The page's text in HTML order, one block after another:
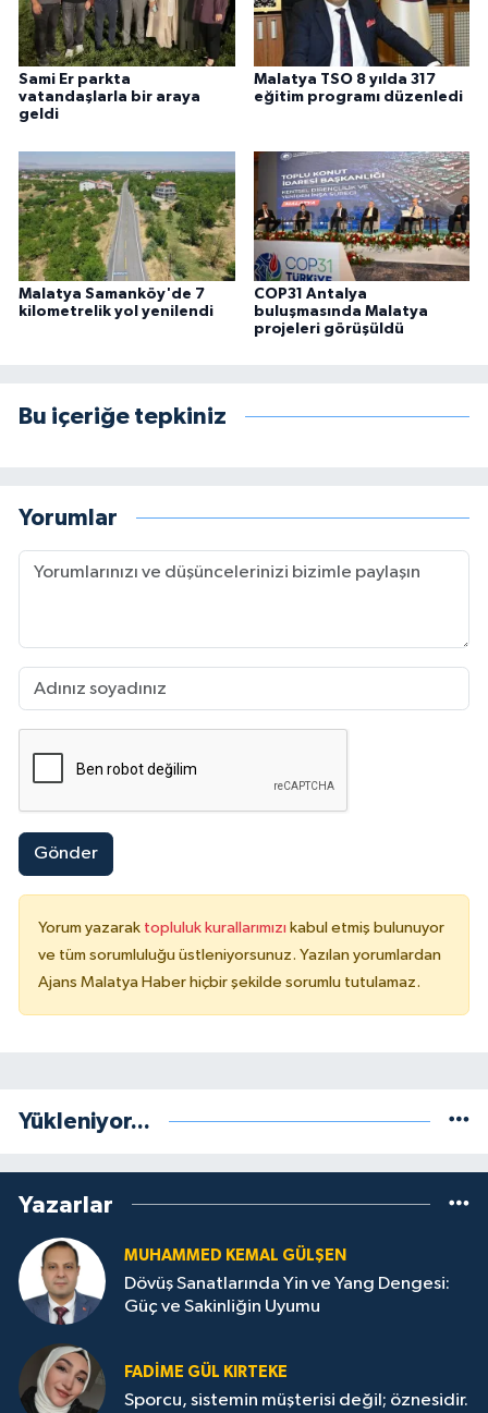
Sami Er parkta
vatandaşlarla bir araya
geldi
Malatya TSO 8 yılda 317
eğitim programı düzenledi
Malatya Samanköy'de 7
kilometrelik yol yenilendi
COP31 Antalya
buluşmasında Malatya
projeleri görüşüldü
Bu içeriğe tepkiniz
Yorumlar
Gönder
Yorum yazarak topluluk kurallarımızı kabul etmiş bulunuyor
ve tüm sorumluluğu üstleniyorsunuz. Yazılan yorumlardan
Ajans Malatya Haber hiçbir şekilde sorumlu tutulamaz.
Yükleniyor...
Yazarlar
MUHAMMED KEMAL GÜLŞEN
Dövüş Sanatlarında Yin ve Yang Dengesi:
Güç ve Sakinliğin Uyumu
FADIME GÜL KIRTEKE
Sporcu, sistemin müşterisi değil; öznesidir.